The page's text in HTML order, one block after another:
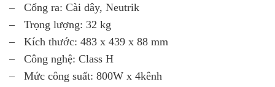
– Cổng ra: Cài dây, Neutrik
– Trọng lượng: 32 kg
– Kích thước: 483 x 439 x 88 mm
– Công nghệ: Class H
– Mức công suất: 800W x 4kênh